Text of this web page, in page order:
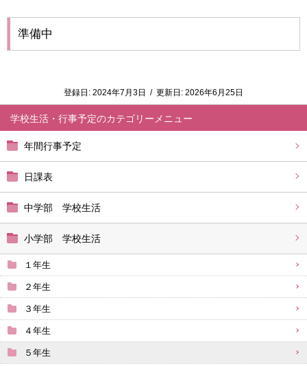
学校生活・行事予定
年間行事予定
日課表
中学部 学校生活
小学部 学校生活
１年生
２年生
３年生
４年生
５年生
準備中
登録日: 2024年7月3日 / 更新日: 2026年6月25日